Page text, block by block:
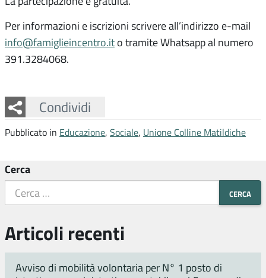
Per informazioni e iscrizioni scrivere all’indirizzo e-mail
info@famiglieincentro.it o tramite Whatsapp al numero
391.3284068.
Condividi
Facebook
Twitter
Whatsapp
Pubblicato in Educazione, Sociale, Unione Colline Matildiche
Cerca
Articoli recenti
Avviso di mobilità volontaria per N° 1 posto di